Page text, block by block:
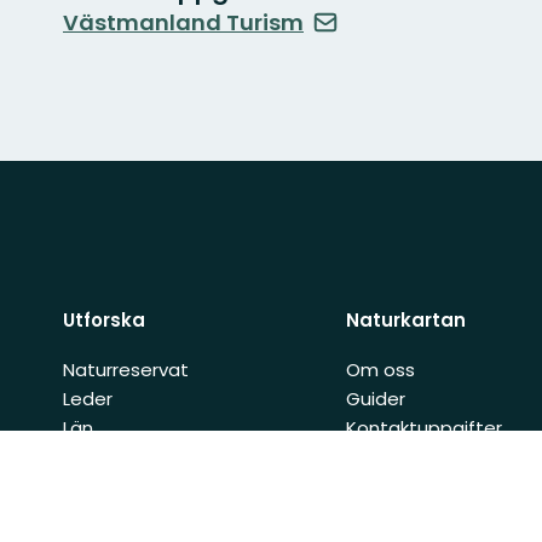
Västmanland Turism
Utforska
Naturreservat
Leder
Län
Naturkartan
Om oss
Guider
Kontaktuppgifter